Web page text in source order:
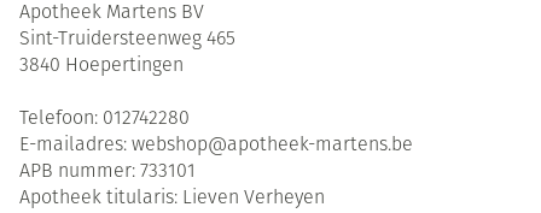
Apotheek Martens BV
Sint-Truidersteenweg 465
3840 Hoepertingen
Telefoon: 012742280
E-mailadres: webshop@apotheek-martens.be
APB nummer: 733101
Apotheek titularis: Lieven Verheyen